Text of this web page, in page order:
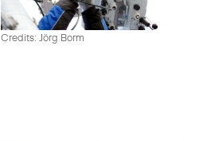
Credits: Jörg Borm